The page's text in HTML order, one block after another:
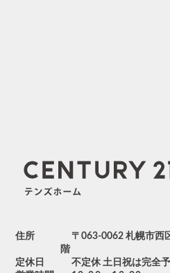
〜
住所
〒063-0062 札幌市西
階
定休日
不定休 土日祝は完全